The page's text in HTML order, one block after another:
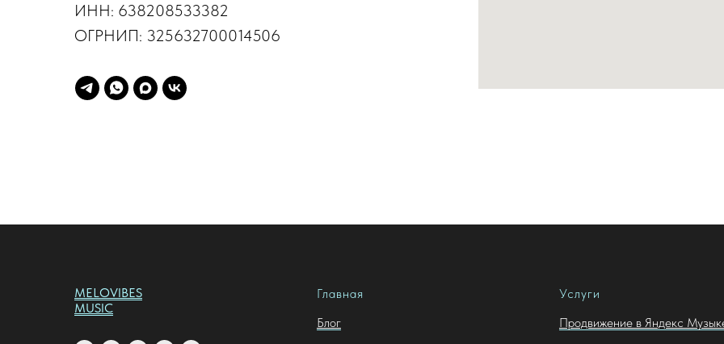
ИНН: 638208533382
ОГРНИП: 325632700014506
MELOVIBES
MUSIC
Главная
Блог
Услуги
Продвижение в Яндекс